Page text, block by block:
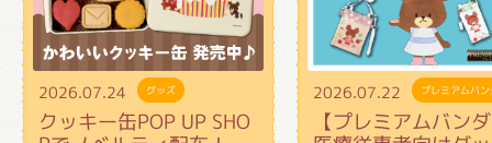
2026.07.24 グッズ
クッキー缶POP UP SHO
2026.07.22 プレミアムバ
【プレミアムバン